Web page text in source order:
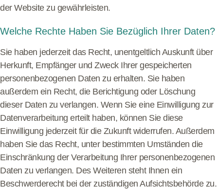
der Website zu gewährleisten.
Welche Rechte Haben Sie Bezüglich Ihrer Daten?
Sie haben jederzeit das Recht, unentgeltlich Auskunft über
Herkunft, Empfänger und Zweck Ihrer gespeicherten
personenbezogenen Daten zu erhalten. Sie haben
außerdem ein Recht, die Berichtigung oder Löschung
dieser Daten zu verlangen. Wenn Sie eine Einwilligung zur
Datenverarbeitung erteilt haben, können Sie diese
Einwilligung jederzeit für die Zukunft widerrufen. Außerdem
haben Sie das Recht, unter bestimmten Umständen die
Einschränkung der Verarbeitung Ihrer personenbezogenen
Daten zu verlangen. Des Weiteren steht Ihnen ein
Beschwerderecht bei der zuständigen Aufsichtsbehörde zu.